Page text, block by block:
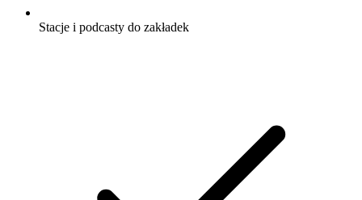
Stacje i podcasty do zakładek